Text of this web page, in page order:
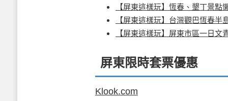
【屏東這樣玩】恆春、墾丁景點
【屏東這樣玩】台灣觀巴恆春半
【屏東這樣玩】屏東市區一日文
屏東限時套票優惠
Klook.com